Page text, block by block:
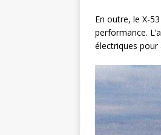
En outre, le X-
performance.
électriques pour